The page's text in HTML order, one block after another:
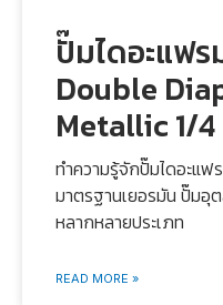
ปั๊มไดอะแฟร
Double
Metallic 1/
ทำความรู้จักปั๊มไดอะแ
มาตรฐานเยอรมัน ปั๊มอุ
หลากหลายประเภท
READ MORE »